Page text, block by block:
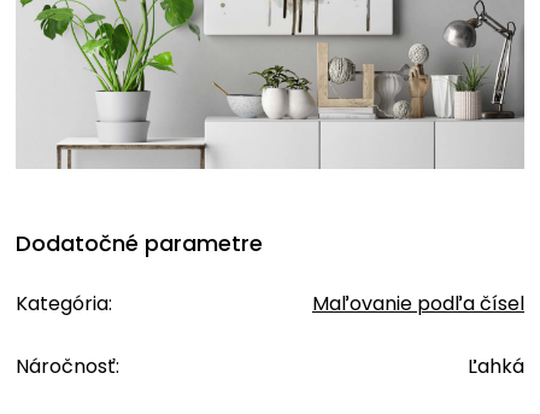
Dodatočné parametre
Kategória: Maľovanie podľa čísel
Náročnosť: Ľahká